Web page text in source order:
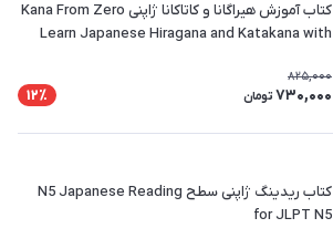
کتاب آموزش هیراگانا و کاتاکانا ژاپنی Kana From Zero
Learn Japanese Hiragana and Katakana with
825,000
730,000 تومان 12٪
کتاب ریدینگ ژاپنی سطح N5 Japanese Reading
for JLPT N5